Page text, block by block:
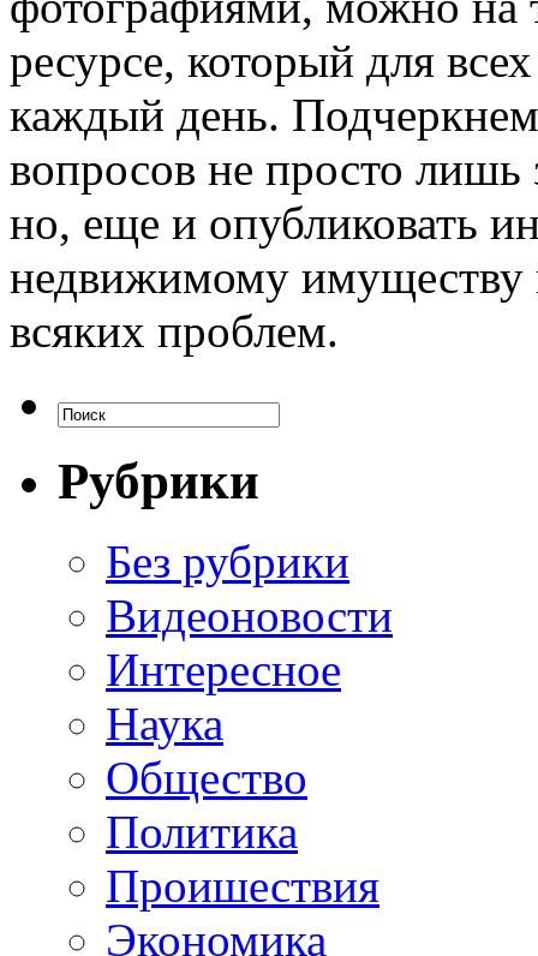
ресурсе, который для
каждый день.
вопросов не просто лишь
но, еще и опубликовать
недвижимому имуществу
всяких проблем.
Рубрики
Без рубрики
Видеоновости
Интересное
Наука
Общество
Политика
Проишествия
Экономика